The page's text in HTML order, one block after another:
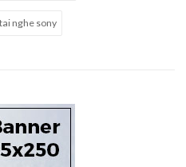
nghe sony